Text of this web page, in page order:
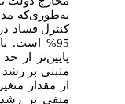
به‌طوری‌که
95% است.
پایین‌تر از
مثبتی بر رشد
از مقدار
منفی بر رشد